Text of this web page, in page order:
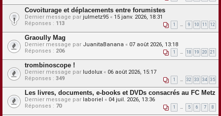
Covoiturage et déplacements entre forumistes
Dernier message par julmetz95 « 15 janv. 2026, 18:31
Réponses : 113 1 … 9 10 11 12
Graoully Mag
Dernier message par JuanitaBanana « 07 août 2026, 13:18
Réponses : 206 1 … 18 19 20 21
trombinoscope !
Dernier message par ludolux « 06 août 2026, 15:17
Réponses : 349 1 … 32 33 34 35
Les livres, documents, e-books et DVDs consacrés au FC Metz
Dernier message par laboriel « 04 juil. 2026, 13:36
Réponses : 70 1 … 5 6 7 8